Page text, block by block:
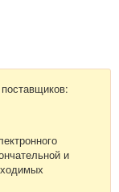
и